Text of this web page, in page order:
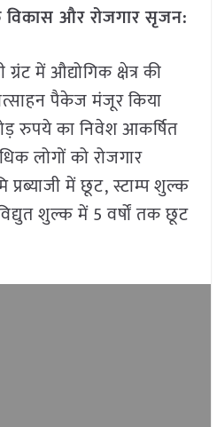
और रोजगार सृजन:
में औद्योगिक क्षेत्र की
पैकेज मंजूर किया
रुपये का निवेश आकर्षित
लोगों को रोजगार
प्रब्याजी में छूट, स्टाम्प शुल्क
शुल्क में 5 वर्षों तक छूट